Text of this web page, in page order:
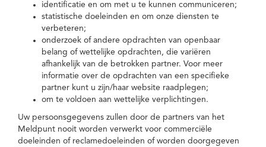
identificatie en om met u te kunnen communiceren;
statistische doeleinden en om onze diensten te
verbeteren;
onderzoek of andere opdrachten van openbaar
belang of wettelijke opdrachten, die variëren
afhankelijk van de betrokken partner. Voor meer
informatie over de opdrachten van een specifieke
partner kunt u zijn/haar website raadplegen;
om te voldoen aan wettelijke verplichtingen.
Uw persoonsgegevens zullen door de partners van het
Meldpunt nooit worden verwerkt voor commerciële
doeleinden of reclamedoeleinden of worden doorgegeven